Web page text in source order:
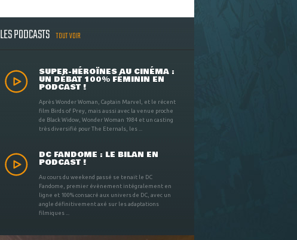
LES PODCASTS TOUT VOIR
SUPER-HÉROÏNES AU CINÉMA :
UN DÉBAT 100% FÉMININ EN
PODCAST !
Après Wonder Woman, Captain Marvel, et le récent
film Birds of Prey, mais aussi avec la venue proche
de Black Widow, Wonder Woman 1984 et un casting
très diversifié pour The Eternals, les ...
DC FANDOME : LE BILAN EN
PODCAST !
Au cours du weekend passé se tenait le DC
Fandome, premier évènement intégralement en
ligne et 100% consacré aux univers de DC, avec un
angle définitivement axé sur les adaptations
filmiques ...